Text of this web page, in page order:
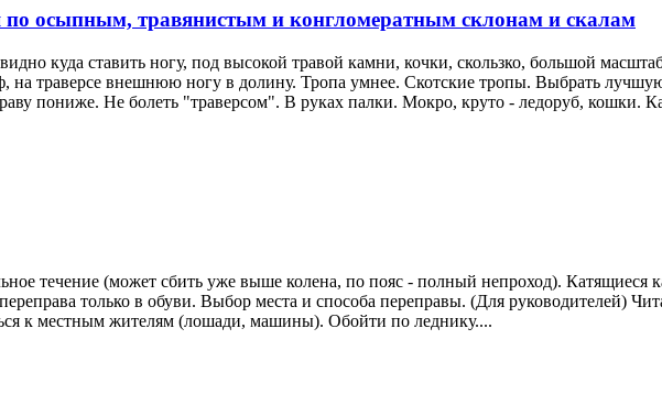
по осыпным, травянистым и конгломератным склонам и скалам
куда ставить ногу, под высокой травой камни, кочки, скользко, большой
на траверсе внешнюю ногу в долину. Тропа умнее. Скотские тропы. Выбрать
пониже. Не болеть "траверсом". В руках палки. Мокро, круто - ледоруб, кошки.
течение (может сбить уже выше колена, по пояс - полный непроход). Катящиеся
только в обуви. Выбор места и способа переправы. (Для руководителей)
к местным жителям (лошади, машины). Обойти по леднику....